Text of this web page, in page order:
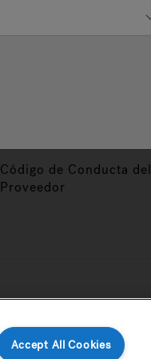
Código de Conducta del
Proveedor
Accept All Cookies